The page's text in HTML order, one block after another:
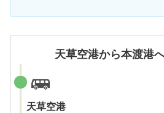
天草空港から本渡港
天草空港